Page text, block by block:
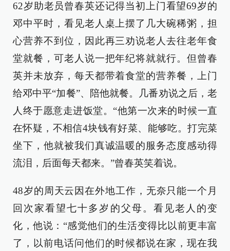
62岁助老员曾春英还记得当初上门看望69岁的
邓中平时，看见老人桌上摆了几大碗稀粥，担
心营养不到位，因此再三劝说老人去往老年食
堂就餐，可老人说一把年纪将就就行。但曾春
英并未放弃，每天都带着食堂的营养餐，上门
给邓中平“加餐”、陪他就餐。几番劝说之后，老
人终于愿意走进饭堂。“他第一次来的时候一直
在怀疑，不相信4块钱有好菜、能够吃。打完菜
坐下，他就被我们真诚温暖的服务态度感动得
流泪，后面每天都来。”曾春英笑着说。
48岁的周天云因在外地工作，无奈只能一个月
回次家看望七十多岁的父母。看见老人的变
化，他说：“感觉他们的生活变得比以前更丰富
了，以前电话问他们的时候都说在家，现在我